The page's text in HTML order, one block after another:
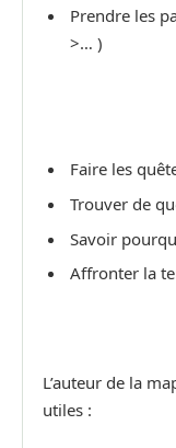
Prendre les
>… )
Faire les
Trouver de
Savoir
Affronter la
L’auteur de la
utiles :